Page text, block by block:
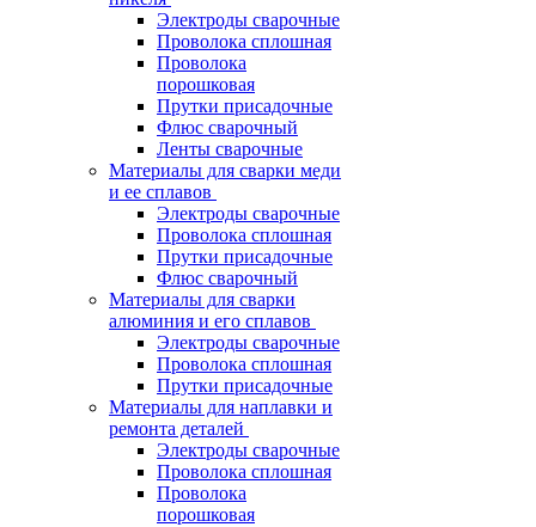
Электроды сварочные
Проволока сплошная
Проволока
порошковая
Прутки присадочные
Флюс сварочный
Ленты сварочные
Материалы для сварки меди
и ее сплавов
Электроды сварочные
Проволока сплошная
Прутки присадочные
Флюс сварочный
Материалы для сварки
алюминия и его сплавов
Электроды сварочные
Проволока сплошная
Прутки присадочные
Материалы для наплавки и
ремонта деталей
Электроды сварочные
Проволока сплошная
Проволока
порошковая